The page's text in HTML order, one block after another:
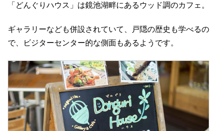
「どんぐりハウス」は鏡池湖畔にあるウッド調のカフェ。
ギャラリーなども併設されていて、戸隠の歴史も学べるの
で、ビジターセンター的な側面もあるようです。